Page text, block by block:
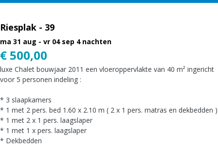
Riesplak - 39
ma 31 aug - vr 04 sep 4 nachten
€ 500,00
luxe Chalet bouwjaar 2011 een vloeroppervlakte van 40 m² ingericht
voor 5 personen indeling :
* 3 slaapkamers
* 1 met 2 pers. bed 1.60 x 2.10 m ( 2 x 1 pers. matras en dekbedden )
* 1 met 2 x 1 pers. laagslaper
* 1 met 1 x pers. laagslaper
* Dekbedden